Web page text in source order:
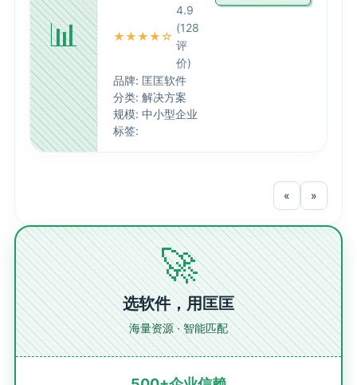
📊 ★★★★☆
4.9
(128
评
价)
品牌: 匡匡软件
分类: 解决方案
规模: 中小型企业
标签:
« »
🚀
选软件，用匡匡
海量资源 · 智能匹配